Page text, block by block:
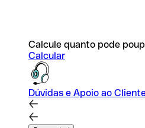
Calcule quanto pode
Calcular
Dúvidas e Apoio ao